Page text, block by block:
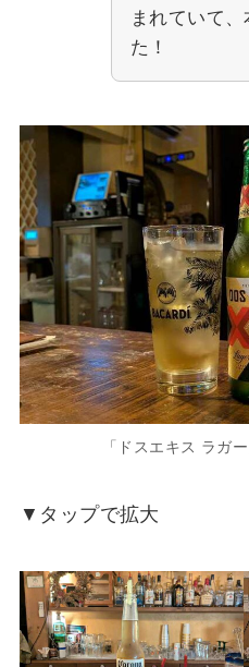
まれていて
た！
「ドスエキス ラガ
▼タップで拡大